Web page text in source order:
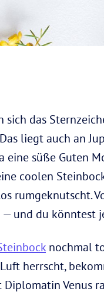
das
liegt auch an
eine süße Guten
coolen
rumgeknutscht.
und du könntest
nochmal
herrscht,
Diplomatin Venus